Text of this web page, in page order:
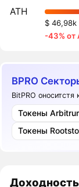
ATH
$ 46,98k
-43% от
BPRO
BitPRO оноситстя
Токены
Токены
Доходность